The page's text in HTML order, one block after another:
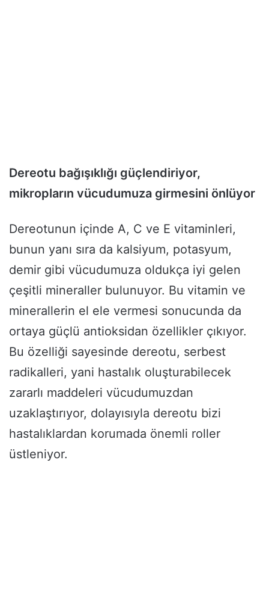
Dereotu bağışıklığı güçlendiriyor,
mikropların vücudumuza girmesini önlüyor
Dereotunun içinde A, C ve E vitaminleri,
bunun yanı sıra da kalsiyum, potasyum,
demir gibi vücudumuza oldukça iyi gelen
çeşitli mineraller bulunuyor. Bu vitamin ve
minerallerin el ele vermesi sonucunda da
ortaya güçlü antioksidan özellikler çıkıyor.
Bu özelliği sayesinde dereotu, serbest
radikalleri, yani hastalık oluşturabilecek
zararlı maddeleri vücudumuzdan
uzaklaştırıyor, dolayısıyla dereotu bizi
hastalıklardan korumada önemli roller
üstleniyor.